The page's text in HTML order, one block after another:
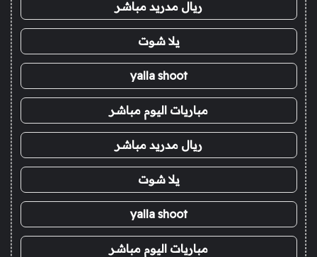
ريال مدريد مباشر
يلا شوت
yalla shoot
مباريات اليوم مباشر
ريال مدريد مباشر
يلا شوت
yalla shoot
مباريات اليوم مباشر